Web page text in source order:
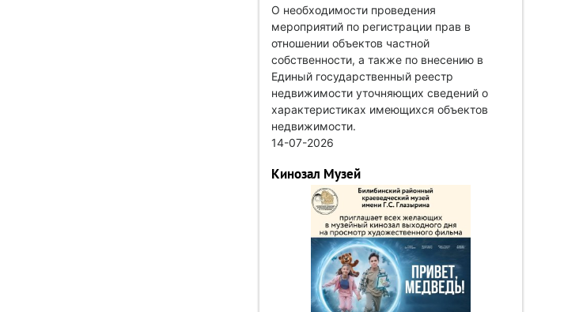
О необходимости проведения
мероприятий по регистрации прав в
отношении объектов частной
собственности, а также по внесению в
Единый государственный реестр
недвижимости уточняющих сведений о
характеристиках имеющихся объектов
недвижимости.
14-07-2026
Кинозал Музей